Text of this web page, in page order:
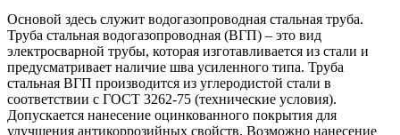
Основой здесь служит водогазопроводная стальная труба.
Труба стальная водогазопроводная (ВГП) – это вид
электросварной трубы, которая изготавливается из стали и
предусматривает наличие шва усиленного типа. Труба
стальная ВГП производится из углеродистой стали в
соответствии с ГОСТ 3262-75 (технические условия).
Допускается нанесение оцинкованного покрытия для
улучшения антикоррозийных свойств. Возможно нанесение